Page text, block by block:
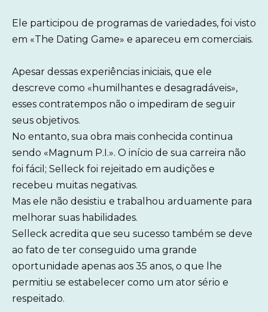
Ele participou de programas de variedades, foi visto
em «The Dating Game» e apareceu em comerciais.
Apesar dessas experiências iniciais, que ele
descreve como «humilhantes e desagradáveis»,
esses contratempos não o impediram de seguir
seus objetivos.
No entanto, sua obra mais conhecida continua
sendo «Magnum P.I.». O início de sua carreira não
foi fácil; Selleck foi rejeitado em audições e
recebeu muitas negativas.
Mas ele não desistiu e trabalhou arduamente para
melhorar suas habilidades.
Selleck acredita que seu sucesso também se deve
ao fato de ter conseguido uma grande
oportunidade apenas aos 35 anos, o que lhe
permitiu se estabelecer como um ator sério e
respeitado.